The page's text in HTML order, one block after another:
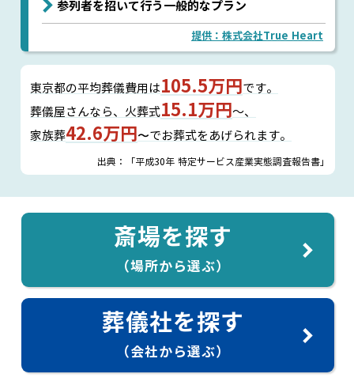
参列者を招いて行う一般的なプラン
提供：株式会社True Heart
東京都の平均葬儀費用は105.5万円です。
葬儀屋さんなら、 火葬式15.1万円～、
家族葬42.6万円〜でお葬式をあげられます。
出典：「平成30年 特定サービス産業実態調査報告書」
斎場を探す
（場所から選ぶ）
葬儀社を探す
（会社から選ぶ）